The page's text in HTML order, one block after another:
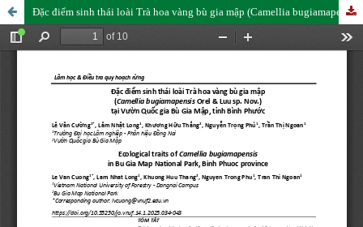
Đặc điểm sinh thái loài Trà hoa vàng bù gia mập (Camellia bugiamapensis Orel & Luu sp. Nov.) tại Vườn Quốc gia Bù Gia Mập, tỉnh Bình Phước